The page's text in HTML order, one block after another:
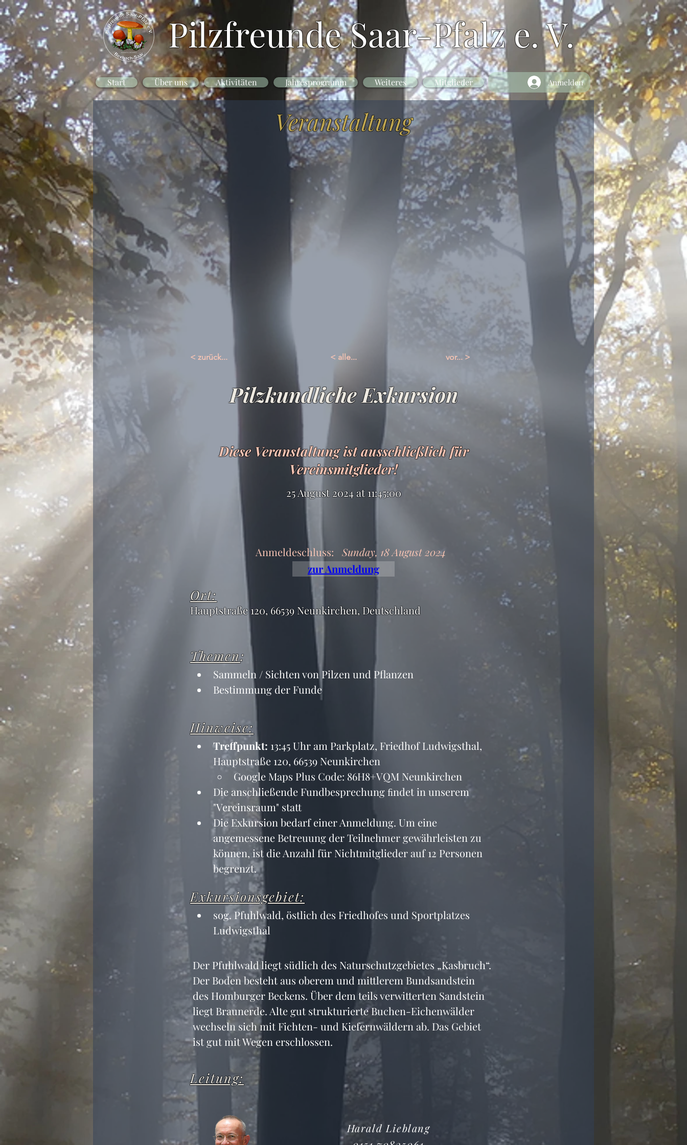
Pilzfreunde Saar-Pfalz e. V.
Start Über uns Aktivitäten Jahresprogramm Weiteres Mitglieder Anmelden
< zurück... < alle... vor... >
Pilzkundliche Exkursion
Diese Veranstaltung ist ausschließlich für
Vereinsmitglieder!
25 August 2024 at 11:45:00
Anmeldeschluss:
Sunday, 18 August 2024
zur Anmeldung
Ort:
Hauptstraße 120, 66539 Neunkirchen, Deutschland
Themen:
Sammeln / Sichten von Pilzen und Pflanzen
Bestimmung der Funde
Hinweise:
Treffpunkt: 13:45 Uhr am Parkplatz, Friedhof Ludwigsthal,
Hauptstraße 120, 66539 Neunkirchen
Google Maps Plus Code: 86H8+VQM Neunkirchen
Die anschließende Fundbesprechung ﬁndet in unserem
"Vereinsraum" statt
Die Exkursion bedarf einer Anmeldung. Um eine
angemessene Betreuung der Teilnehmer gewährleisten zu
können, ist die Anzahl für Nichtmitglieder auf 12 Personen
begrenzt.
Exkursionsgebiet:
sog. Pfuhlwald, östlich des Friedhofes und Sportplatzes
Ludwigsthal
Der Pfuhlwald liegt südlich des Naturschutzgebietes „Kasbruch“.
Der Boden besteht aus oberem und mittlerem Bundsandstein
des Homburger Beckens. Über dem teils verwitterten Sandstein
liegt Braunerde. Alte gut strukturierte Buchen-Eichenwälder
wechseln sich mit Fichten- und Kiefernwäldern ab. Das Gebiet
ist gut mit Wegen erschlossen.
Leitung:
Harald Lieblang
Veranstaltung